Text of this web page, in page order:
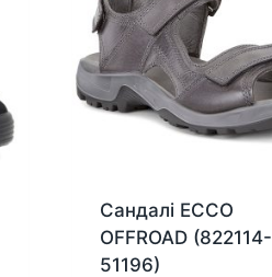
Сандалі ECCO
OFFROAD (822114-
51196)